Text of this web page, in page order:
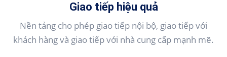
Giao tiếp hiệu quả
Nền tảng cho phép giao tiếp nội bộ, giao tiếp với
khách hàng và giao tiếp với nhà cung cấp mạnh mẽ.